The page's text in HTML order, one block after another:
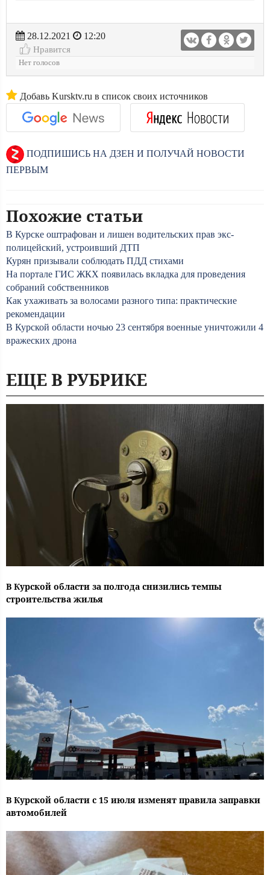
28.12.2021
12:20
Нравится
Нет голосов
Добавь Kursktv.ru в список своих источников
ПОДПИШИСЬ НА ДЗЕН И ПОЛУЧАЙ НОВОСТИ
ПЕРВЫМ
Похожие статьи
В Курске оштрафован и лишен водительских прав экс-
полицейский, устроивший ДТП
Курян призывали соблюдать ПДД стихами
На портале ГИС ЖКХ появилась вкладка для проведения
собраний собственников
Как ухаживать за волосами разного типа: практические
рекомендации
В Курской области ночью 23 сентября военные уничтожили 4
вражеских дрона
ЕЩЕ В РУБРИКЕ
В Курской области за полгода снизились темпы
строительства жилья
В Курской области с 15 июля изменят правила заправки
автомобилей